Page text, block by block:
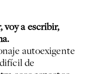
voy a escribir,
autoexigente
de